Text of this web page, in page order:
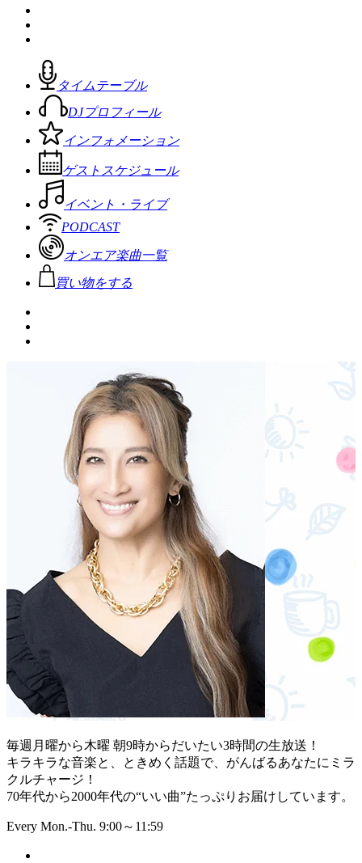
タイムテーブル
DJプロフィール
インフォメーション
ゲストスケジュール
イベント・ライブ
PODCAST
オンエア楽曲一覧
買い物をする
毎週月曜から木曜 朝9時からだいたい3時間の生放送！
キラキラな音楽と、ときめく話題で、がんばるあなたにミラ
クルチャージ！
70年代から2000年代の“いい曲”たっぷりお届けしています。
Every Mon.-Thu. 9:00～11:59